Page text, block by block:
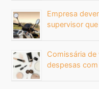
Empresa
supervisor
Comissária
despesas